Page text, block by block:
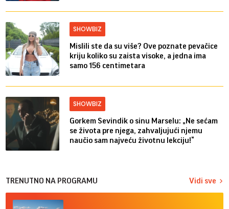
SHOWBIZ
Mislili ste da su više? Ove poznate pevačice
kriju koliko su zaista visoke, a jedna ima
samo 156 centimetara
SHOWBIZ
Gorkem Sevindik o sinu Marselu: „Ne sećam
se života pre njega, zahvaljujući njemu
naučio sam najveću životnu lekciju!“
TRENUTNO NA PROGRAMU Vidi sve